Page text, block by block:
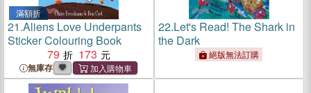
滿額折
21.Aliens Love Underpants
Sticker Colouring Book
79
173
無庫存
22.Let's Read! The Shark in
the Dark
絕版無法訂購